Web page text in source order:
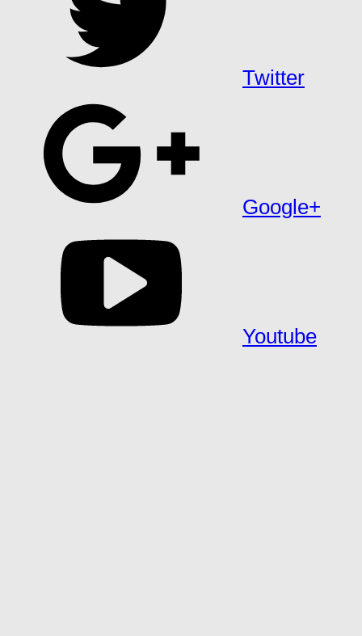
Twitter
Google+
Youtube